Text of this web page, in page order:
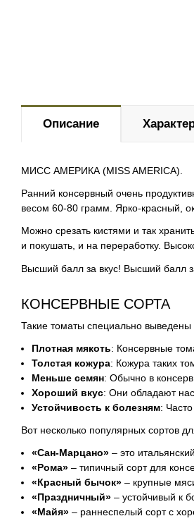
Описание
МИСС АМЕРИКА (MISS AMERICA).
Ранний консервный очень
весом 60-80 грамм. Ярко-красный,
Можно срезать кистями и так
и покушать, и на переработку.
Высший балл за вкус! Высший балл
КОНСЕРВНЫЕ СОРТА
Такие томаты специально выведены
Плотная мякоть: Консервные
Толстая кожура: Кожура таких
Меньше семян: Обычно в
Хороший вкус: Они обладают
Устойчивость к болезням:
Вот несколько популярных сортов
«Сан-Марцано» – это
«Рома» – типичный сорт для
«Красный бычок» – крупные
«Праздничный» – устойчивый к
«Майя» – раннеспелый сорт с